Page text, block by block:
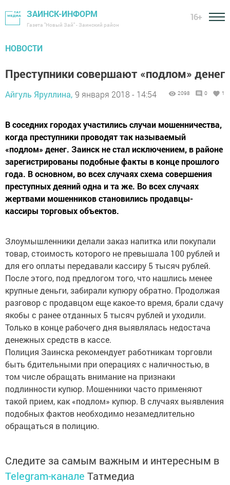
ЗАИНСК-ИНФОРМ
Газета "Новый Зай" - Заинский район
16+
НОВОСТИ
Преступники совершают «подлом» денег
Айгуль Яруллина, 9 января 2018 - 14:54 2098 0 1
В соседних городах участились случаи мошенничества,
когда преступники проводят так называемый
«подлом» денег. Заинск не стал исключением, в районе
зарегистрированы подобные факты в конце прошлого
года. В основном, во всех случаях схема совершения
преступных деяний одна и та же. Во всех случаях
жертвами мошенников становились продавцы-
кассиры торговых объектов.
Злоумышленники делали заказ напитка или покупали
товар, стоимость которого не превышала 100 рублей и
для его оплаты передавали кассиру 5 тысяч рублей.
После этого, под предлогом того, что нашлись менее
крупные деньги, забирали купюру обратно. Продолжая
разговор с продавцом еще какое-то время, брали сдачу
якобы с ранее отданных 5 тысяч рублей и уходили.
Только в конце рабочего дня выявлялась недостача
денежных средств в кассе.
Полиция Заинска рекомендует работникам торговли
быть бдительными при операциях с наличностью, в
том числе обращать внимание на признаки
подлинности купюр. Мошенники часто применяют
такой прием, как «подлом» купюр. В случаях выявления
подобных фактов необходимо незамедлительно
обращаться в полицию.
Следите за самым важным и интересным в
Telegram-канале Татмедиа